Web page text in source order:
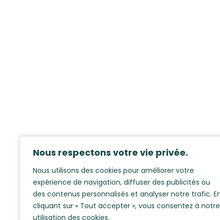
Nous respectons votre vie privée.
Nous utilisons des cookies pour améliorer votre
expérience de navigation, diffuser des publicités ou
des contenus personnalisés et analyser notre trafic.
cliquant sur « Tout accepter », vous consentez à notre
utilisation des cookies.